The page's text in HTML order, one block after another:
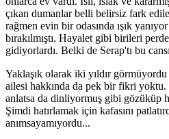
çıkan dumanlar belli belirsiz fark
rağmen evin bir odasında ışık
bırakılmıştı. Hayalet gibi birileri
gidiyorlardı. Belki de Serap'tı bu
Yaklaşık olarak iki yıldır
ailesi hakkında da pek bir fikri yoktu.
anlatsa da dinliyormuş gibi gözüküp
Şimdi hatırlamak için kafasını
anımsayamıyordu...